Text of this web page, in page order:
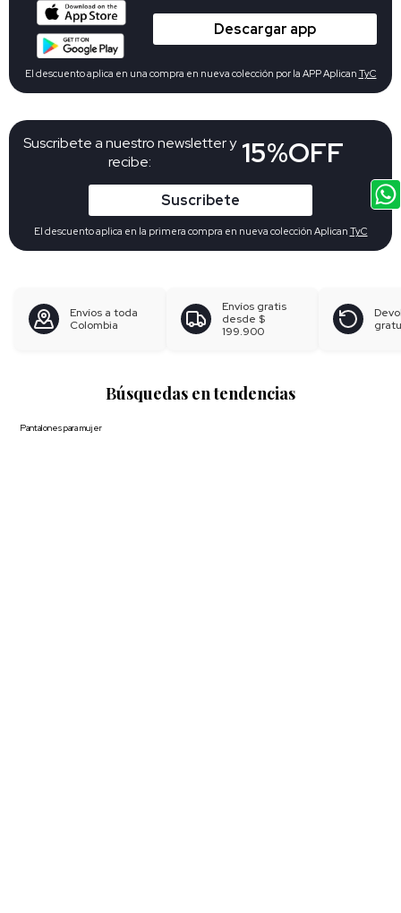
Suscribete a nuestro newsletter y
recibe:
15%OFF
Suscribete
El descuento aplica en la primera compra en nueva colección Aplican TyC
Descargar app
El descuento aplica en una compra en nueva colección por la APP Aplican TyC
Envíos a toda
Colombia
Envíos gratis
desde $
199.900
Búsquedas en tendencias
Pantalones para mujer